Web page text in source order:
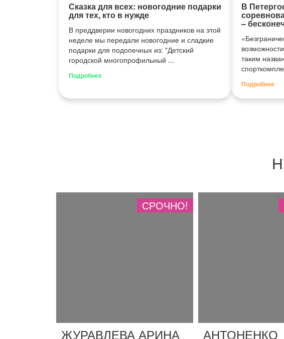
Сказка для всех: новогодние подарки
для тех, кто в нужде
В преддверии новогодних праздников на этой
неделе мы передали новогодние и сладкие
подарки для подопечных из: "Детский
городской многопрофильный ...
Подробнее
В
–
таким
Подробнее
СРОЧНО!
ЖУРАВЛЕВА АРИНА АНТОНЕНКО